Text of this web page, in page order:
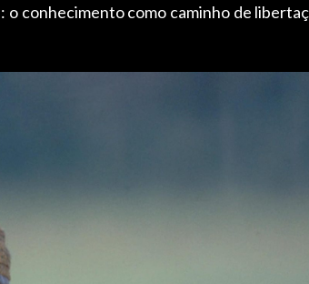
conhecimento como caminho de